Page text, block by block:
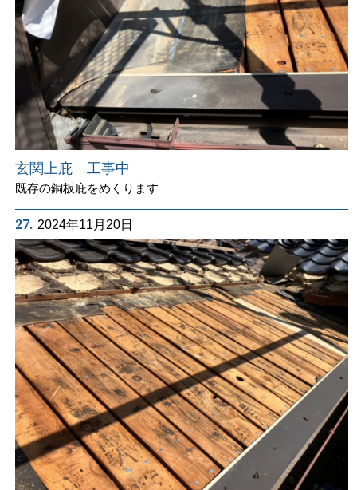
玄関上庇 工事中
既存の銅板庇をめくります
27. 2024年11月20日